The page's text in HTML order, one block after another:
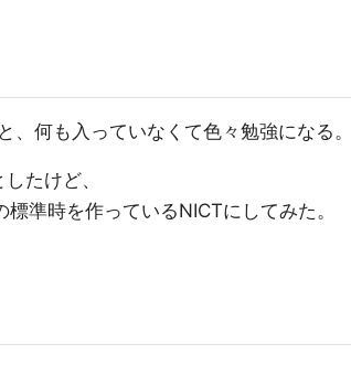
、何も入っていなくて色々勉強になる
たけど、
準時を作っているNICTにしてみた。